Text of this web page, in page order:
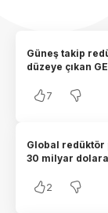
Güneş takip
düzeye çıkan
7
Global redüktör
30 milyar
2